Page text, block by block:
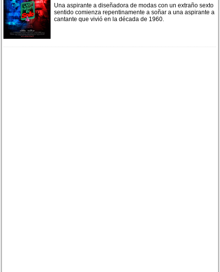
Una aspirante a diseñadora de modas con un extraño sexto
sentido comienza repentinamente a soñar a una aspirante a
cantante que vivió en la década de 1960.